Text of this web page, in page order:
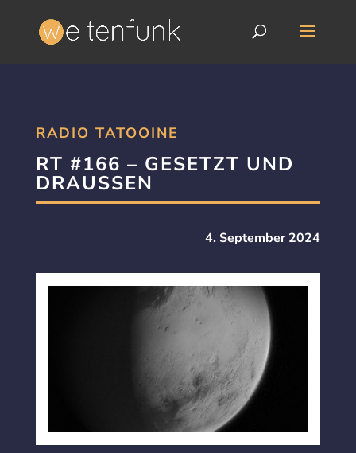
RADIO TATOOINE
RT #166 – GESETZT UND
DRAUSSEN
4. September 2024